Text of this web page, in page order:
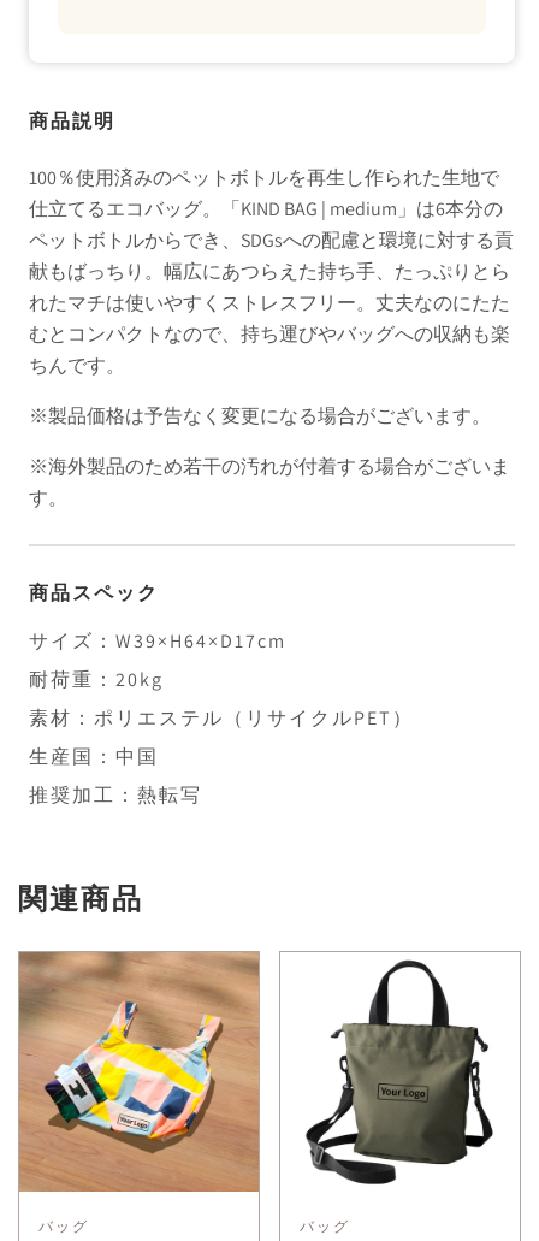
商品説明
100％使用済みのペットボトルを再生し作られた生地で
仕立てるエコバッグ。「KIND BAG | medium」は6本分の
ペットボトルからでき、SDGsへの配慮と環境に対する貢
献もばっちり。幅広にあつらえた持ち手、たっぷりとら
れたマチは使いやすくストレスフリー。丈夫なのにたた
むとコンパクトなので、持ち運びやバッグへの収納も楽
ちんです。
※製品価格は予告なく変更になる場合がございます。
※海外製品のため若干の汚れが付着する場合がございま
す。
商品スペック
サイズ：W39×H64×D17cm
耐荷重：20kg
素材：ポリエステル（リサイクルPET）
生産国：中国
推奨加工：熱転写
関連商品
バッグ バッグ